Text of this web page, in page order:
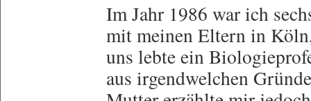
Im Jahr 1986 war ich
mit meinen Eltern in
uns lebte ein
aus irgendwelchen